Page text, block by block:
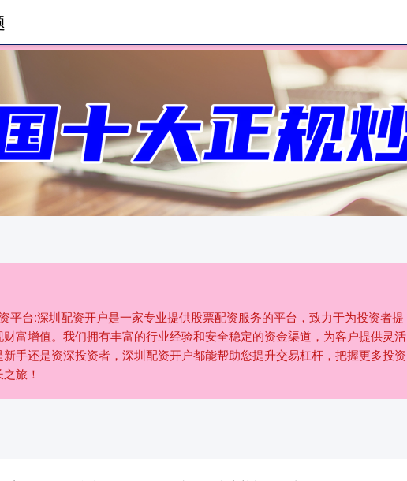
平台:深圳配资开户是一家专业提供股票配资服务的平台，致力于为投资者提
富增值。我们拥有丰富的行业经验和安全稳定的资金渠道，为客户提供灵活
手还是资深投资者，深圳配资开户都能帮助您提升交易杠杆，把握更多投资
旅！